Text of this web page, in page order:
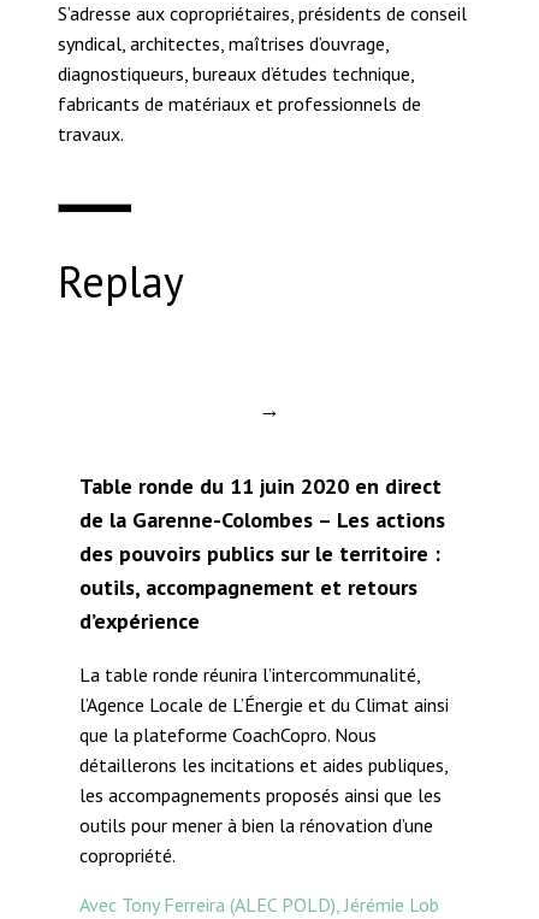
S’adresse aux copropriétaires, présidents de conseil
syndical, architectes, maîtrises d’ouvrage,
diagnostiqueurs, bureaux d’études technique,
fabricants de matériaux et professionnels de
travaux.
Replay
→
Table ronde du 11 juin 2020 en direct
de la Garenne-Colombes – Les actions
des pouvoirs publics sur le territoire :
outils, accompagnement et retours
d’expérience
La table ronde réunira l’intercommunalité,
l’Agence Locale de L’Énergie et du Climat ainsi
que la plateforme CoachCopro. Nous
détaillerons les incitations et aides publiques,
les accompagnements proposés ainsi que les
outils pour mener à bien la rénovation d’une
copropriété.
Avec Tony Ferreira (ALEC POLD), Jérémie Lob